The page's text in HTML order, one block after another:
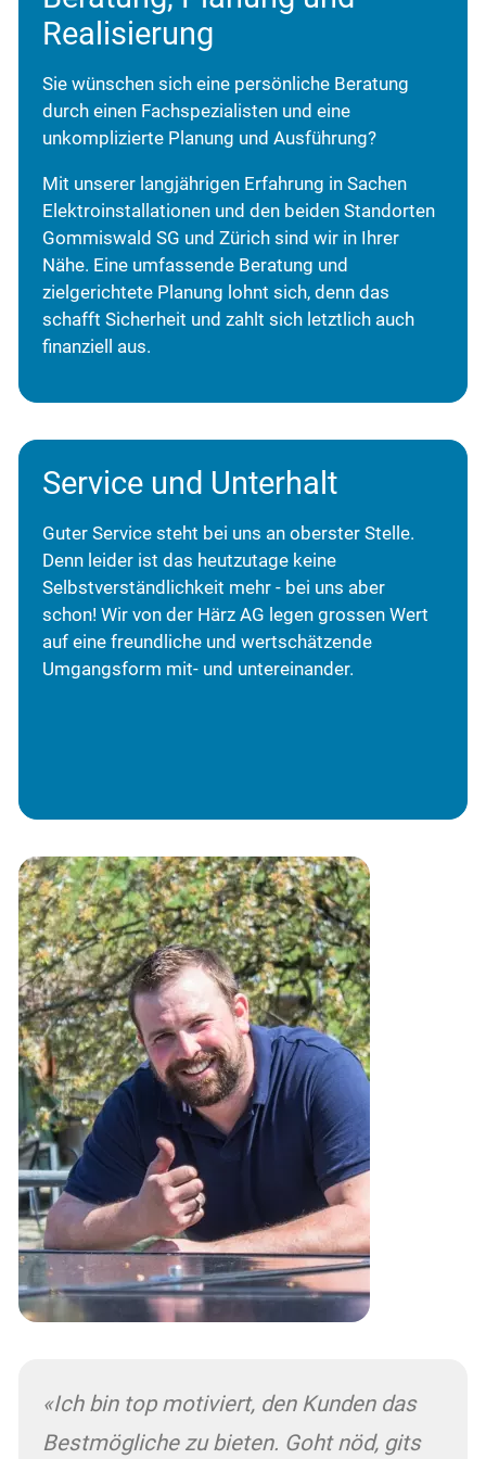
Realisierung
Sie wünschen sich eine persönliche Beratung
durch einen Fachspezialisten und eine
unkomplizierte Planung und Ausführung?
Mit unserer langjährigen Erfahrung in Sachen
Elektroinstallationen und den beiden Standorten
Gommiswald SG und Zürich sind wir in Ihrer
Nähe. Eine umfassende Beratung und
zielgerichtete Planung lohnt sich, denn das
schafft Sicherheit und zahlt sich letztlich auch
finanziell aus.
Service und Unterhalt
Guter Service steht bei uns an oberster Stelle.
Denn leider ist das heutzutage keine
Selbstverständlichkeit mehr - bei uns aber
schon!Wir von der Härz AG legen grossen Wert
auf eine freundliche und wertschätzende
Umgangsform mit- und untereinander.
«Ich bin top motiviert, den Kunden das
Bestmögliche zu bieten. Goht nöd, gits